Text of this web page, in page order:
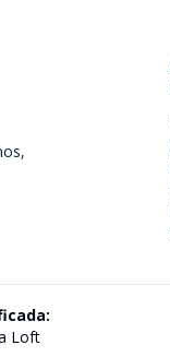
Loft